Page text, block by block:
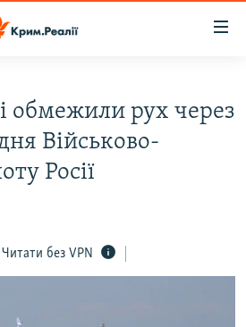
обмежили рух через
Військово-
Росії
Читати без VPN